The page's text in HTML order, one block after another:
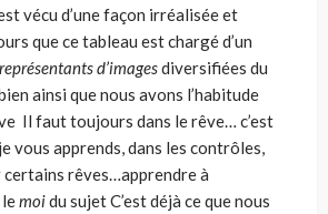
vécu d’une façon irréalisée et
que ce tableau est chargé d’un
représentants d’imagesdiversifiées du
ainsi que nous avons l’habitude
Il faut toujours dans le rêve… c’est
vous apprends, dans les contrôles,
rêves…apprendre à
moidu sujet C’est déjà ce que nous